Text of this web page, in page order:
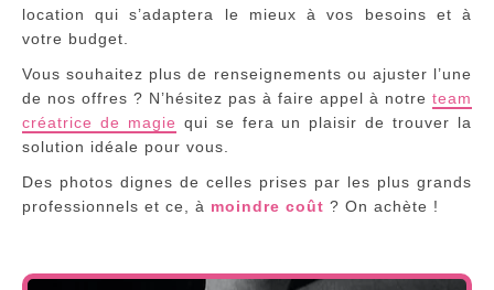
location qui s’adaptera le mieux à vos besoins et à
votre budget.
Vous souhaitez plus de renseignements ou ajuster l’une
de nos offres ? N’hésitez pas à faire appel à notre team
créatrice de magie qui se fera un plaisir de trouver la
solution idéale pour vous.
Des photos dignes de celles prises par les plus grands
professionnels et ce, à moindre coût ? On achète !